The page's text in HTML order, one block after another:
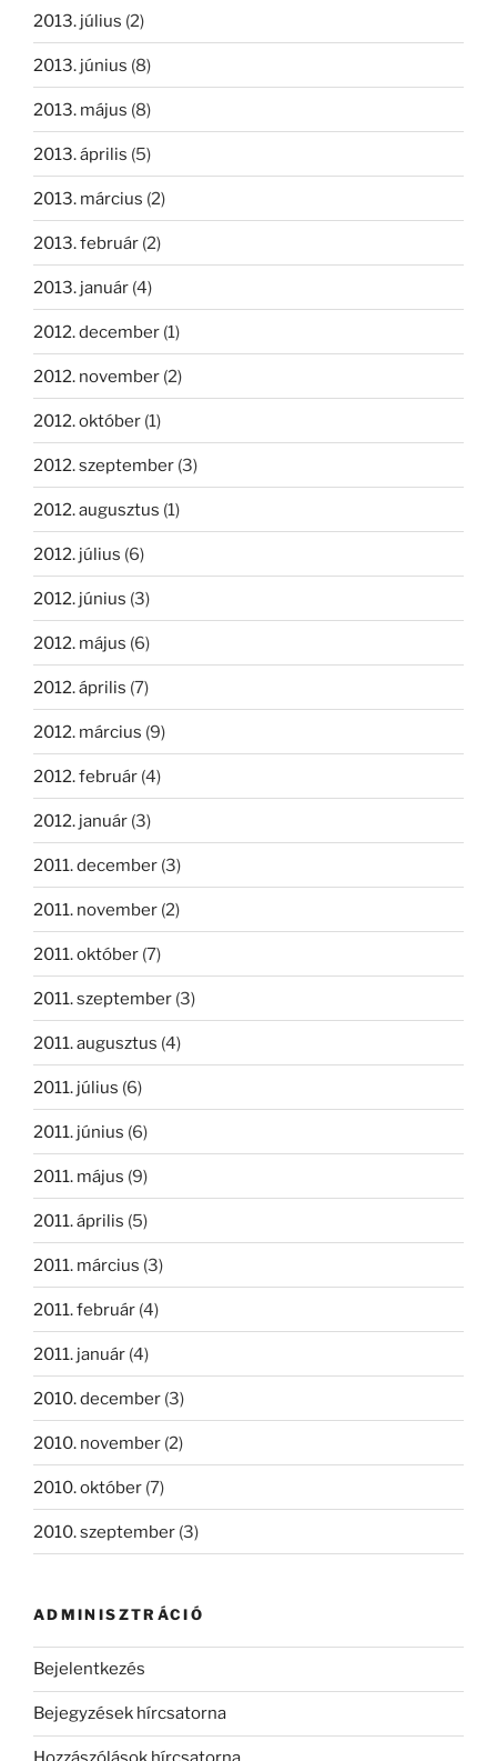
2013. július (2)
2013. június (8)
2013. május (8)
2013. április (5)
2013. március (2)
2013. február (2)
2013. január (4)
2012. december (1)
2012. november (2)
2012. október (1)
2012. szeptember (3)
2012. augusztus (1)
2012. július (6)
2012. június (3)
2012. május (6)
2012. április (7)
2012. március (9)
2012. február (4)
2012. január (3)
2011. december (3)
2011. november (2)
2011. október (7)
2011. szeptember (3)
2011. augusztus (4)
2011. július (6)
2011. június (6)
2011. május (9)
2011. április (5)
2011. március (3)
2011. február (4)
2011. január (4)
2010. december (3)
2010. november (2)
2010. október (7)
2010. szeptember (3)
ADMINISZTRÁCIÓ
Bejelentkezés
Bejegyzések hírcsatorna